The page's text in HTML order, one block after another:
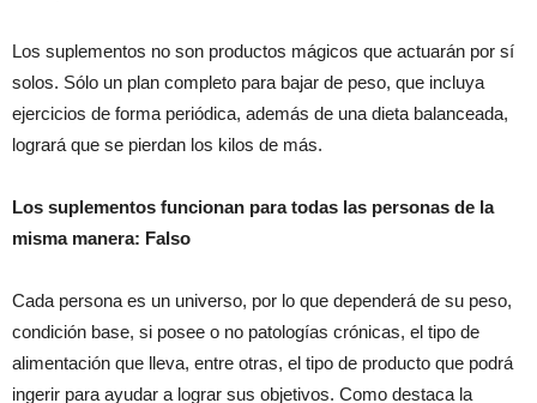
Los suplementos no son productos mágicos que actuarán por sí
solos. Sólo un plan completo para bajar de peso, que incluya
ejercicios de forma periódica, además de una dieta balanceada,
logrará que se pierdan los kilos de más.
Los suplementos funcionan para todas las personas de la
misma manera: Falso
Cada persona es un universo, por lo que dependerá de su peso,
condición base, si posee o no patologías crónicas, el tipo de
alimentación que lleva, entre otras, el tipo de producto que podrá
ingerir para ayudar a lograr sus objetivos. Como destaca la